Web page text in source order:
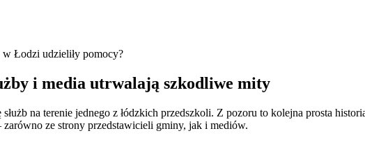
w Łodzi udzieliły pomocy?
i media utrwalają szkodliwe mity
na terenie jednego z łódzkich przedszkoli. Z pozoru to kolejna prosta
ze strony przedstawicieli gminy, jak i mediów.